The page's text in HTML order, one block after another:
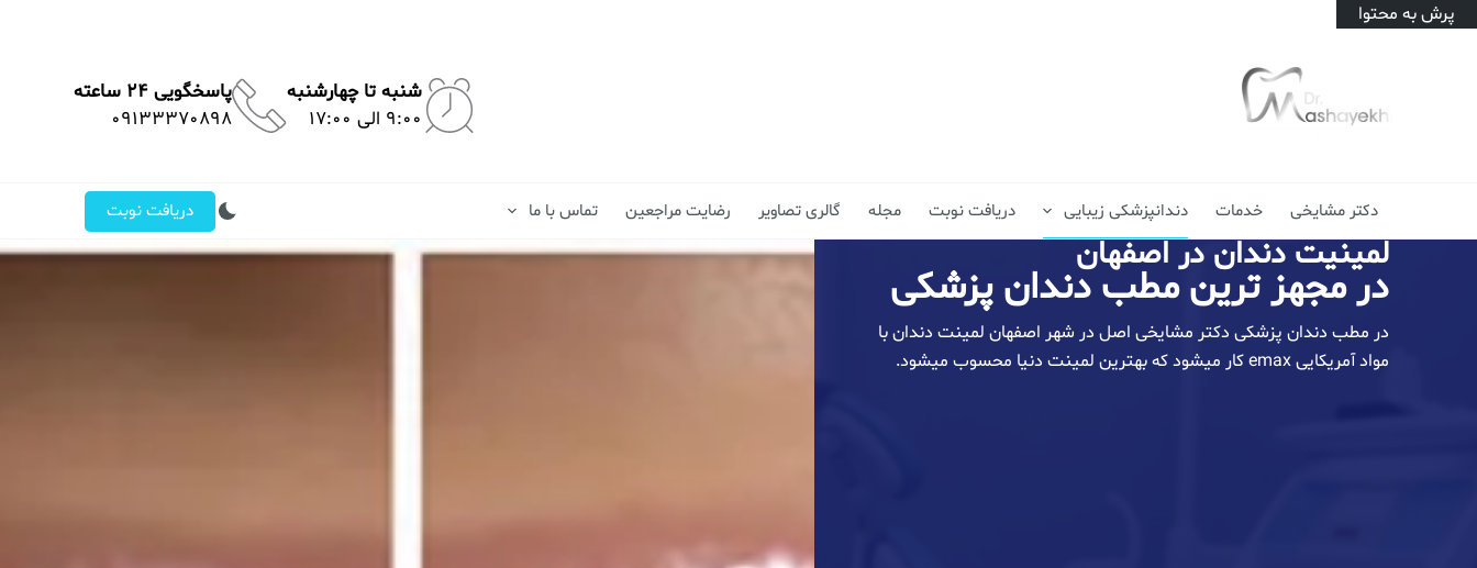
پرش به محتوا
شنبه تا چهارشنبه
9:00 الی 17:00
پاسخگویی 24 ساعته
09133370898
دکتر مشایخی خدمات دندانپزشکی زیبایی دریافت نوبت مجله گالری تصاویر رضایت مراجعین تماس با ما دریافت نوبت
لمینیت دندان در اصفهان
در مجهز ترین مطب دندان پزشکی
در مطب دندان پزشکی دکتر مشایخی اصل در شهر اصفهان لمینت دندان با
مواد آمریکایی emax کار میشود که بهترین لمینت دنیا محسوب میشود.